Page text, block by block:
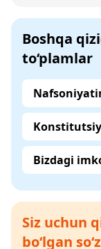
Boshqa
to‘plamlar
Bizdagi
Siz uchun
bo‘lgan